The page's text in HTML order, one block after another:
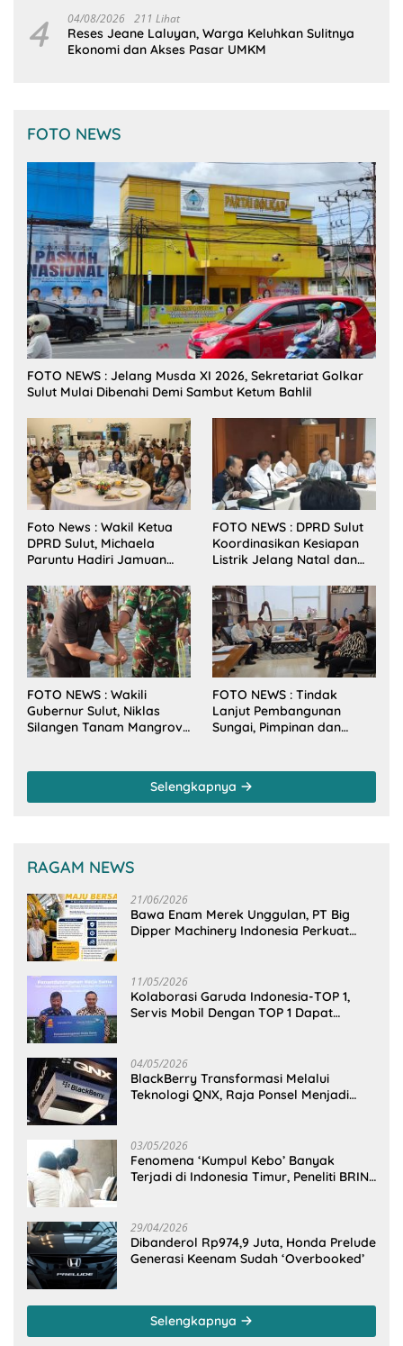
4 04/08/2026 211 Lihat
Reses Jeane Laluyan, Warga Keluhkan Sulitnya
Ekonomi dan Akses Pasar UMKM
FOTO NEWS
FOTO NEWS : Jelang Musda XI 2026, Sekretariat Golkar
Sulut Mulai Dibenahi Demi Sambut Ketum Bahlil
Foto News : Wakil Ketua
DPRD Sulut, Michaela
Paruntu Hadiri Jamuan
Sulut Bersama Wamenkes
RI
FOTO NEWS : DPRD Sulut
Koordinasikan Kesiapan
Listrik Jelang Natal dan
FOTO NEWS : Wakili
Gubernur Sulut, Niklas
Silangen Tanam Mangrove
FOTO NEWS : Tindak
Lanjut Pembangunan
Sungai, Pimpinan dan
Kementerian PU-RI
Selengkapnya
RAGAM NEWS
21/06/2026
Bawa Enam Merek Unggulan, PT Big
Dipper Machinery Indonesia Perkuat
11/05/2026
Kolaborasi Garuda Indonesia-TOP 1,
Servis Mobil Dengan TOP 1 Dapat
04/05/2026
BlackBerry Transformasi Melalui
Teknologi QNX, Raja Ponsel Menjadi
03/05/2026
Fenomena ‘Kumpul Kebo’ Banyak
Terjadi di Indonesia Timur, Peneliti BRIN
29/04/2026
Dibanderol Rp974,9 Juta, Honda Prelude
Generasi Keenam Sudah ‘Overbooked’
Selengkapnya